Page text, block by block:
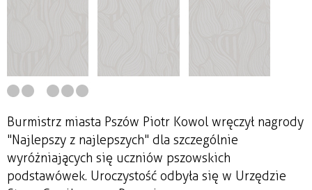
Burmistrz miasta Pszów Piotr Kowol wręczył nagrody
"Najlepszy z najlepszych" dla szczególnie
wyróżniających się uczniów pszowskich
podstawówek. Uroczystość odbyła się w Urzędzie